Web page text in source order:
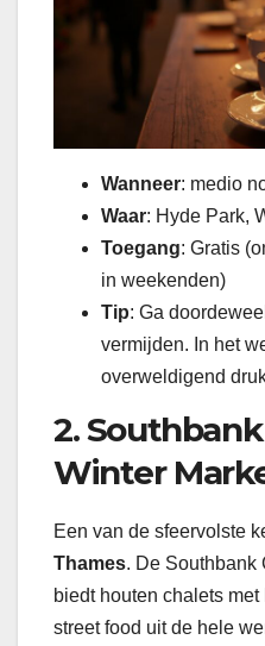
Wanneer: medio
Waar: Hyde Park,
Toegang: Gratis
in weekenden)
Tip: Ga
vermijden. In het
overweldigend
2.
Winter
Een van de sfeervolste
Thames. De Southbank
biedt houten chalets
street food uit de hele